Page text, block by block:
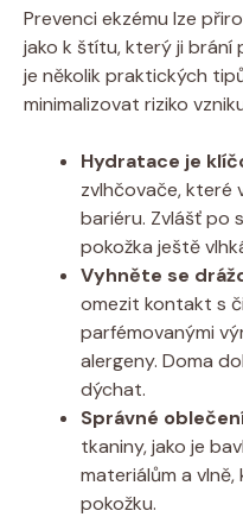
Prevenci ‍ekzému lze
jako ‍k štítu,⁢ který ji brání
je několik praktických
minimalizovat riziko
Hydratace je
zvlhčovače, které⁤
bariéru. Zvlášť po
pokožka ještě
Vyhněte se
omezit kontakt⁤ s
parfémovanými
alergeny. Doma
dýchat.
Správné
tkaniny, jako ⁢je⁣
‍materiálům a
pokožku.